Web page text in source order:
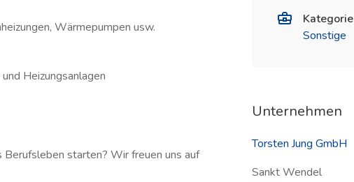
Wärmepumpen usw.
Heizungsanlagen
Berufsleben starten? Wir freuen uns auf
Kategorie
Sonstige
Unternehmen
Torsten Jung GmbH
Sankt Wendel